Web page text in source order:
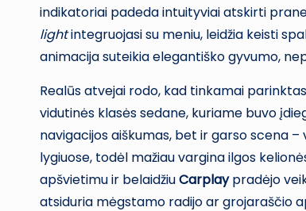
indikatoriai padeda intuityviai atskirti
lightintegruojasi su meniu, leidžia keisti
animacija suteikia elegantiško gyvumo,
Realūs atvejai rodo, kad tinkamai
vidutinės klasės sedane, kuriame buvo
navigacijos aiškumas, bet ir garso scena
lygiuose, todėl mažiau vargina ilgos
apšvietimu ir belaidžiuCarplaypradėjo
atsiduria mėgstamo radijo ar grojaraščio